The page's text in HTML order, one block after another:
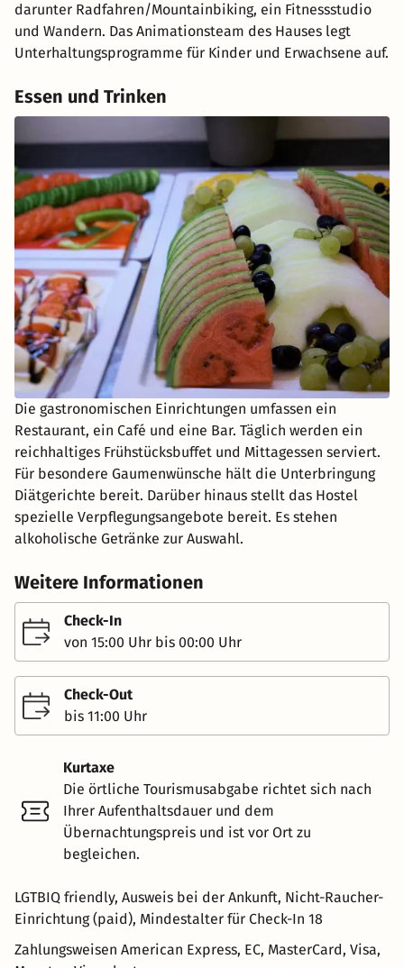
darunter Radfahren/Mountainbiking, ein Fitnessstudio
und Wandern. Das Animationsteam des Hauses legt
Unterhaltungsprogramme für Kinder und Erwachsene auf.
Essen und Trinken
Die gastronomischen Einrichtungen umfassen ein
Restaurant, ein Café und eine Bar. Täglich werden ein
reichhaltiges Frühstücksbuffet und Mittagessen serviert.
Für besondere Gaumenwünsche hält die Unterbringung
Diätgerichte bereit. Darüber hinaus stellt das Hostel
spezielle Verpflegungsangebote bereit. Es stehen
alkoholische Getränke zur Auswahl.
Weitere Informationen
Check-In
von 15:00 Uhr bis 00:00 Uhr
Check-Out
bis 11:00 Uhr
Kurtaxe
Die örtliche Tourismusabgabe richtet sich nach
Ihrer Aufenthaltsdauer und dem
Übernachtungspreis und ist vor Ort zu
begleichen.
LGTBIQ friendly, Ausweis bei der Ankunft, Nicht-Raucher-
Einrichtung (paid), Mindestalter für Check-In 18
Zahlungsweisen American Express, EC, MasterCard, Visa,